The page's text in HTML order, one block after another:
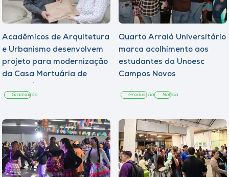
Acadêmicos de Arquitetura
e Urbanismo desenvolvem
projeto para modernização
da Casa Mortuária de
Graduação
Quarto Arraiá Universitário
marca acolhimento aos
estudantes da Unoesc
Campos Novos
Graduação Notícia